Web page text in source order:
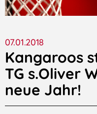
07.01.2018
Kangaroos
TG s.Oliver
neue Jahr!